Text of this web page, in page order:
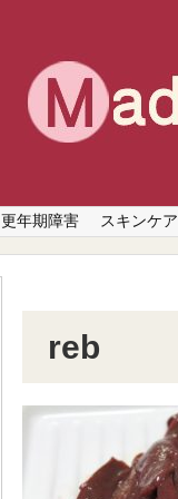
更年期障害 スキンケア
reb